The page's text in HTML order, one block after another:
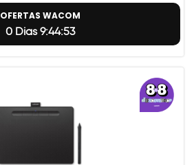
OFERTAS WACOM
0 Dias 9:44:53